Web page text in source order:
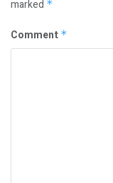
marked *
Comment *